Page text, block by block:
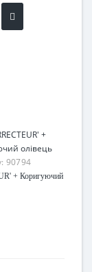
90794
+ Коригуючий